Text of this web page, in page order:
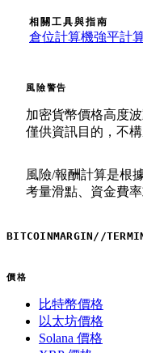
相關工具與指南
倉位計算機強平計
風險警告
加密貨幣價格高度
僅供資訊目的，不
風險/報酬計算是根
考量滑點、資金費
BITCOINMARGIN //
價格
比特幣價格
以太坊價格
Solana 價格